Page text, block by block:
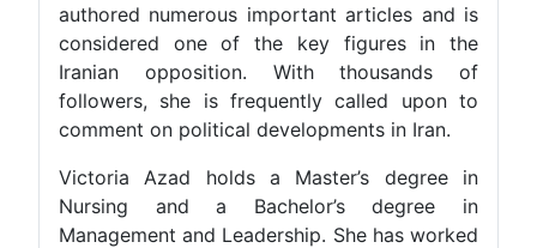
authored numerous important articles and is
considered one of the key figures in the
Iranian opposition. With thousands of
followers, she is frequently called upon to
comment on political developments in Iran.
Victoria Azad holds a Master’s degree in
Nursing and a Bachelor’s degree in
Management and Leadership. She has worked